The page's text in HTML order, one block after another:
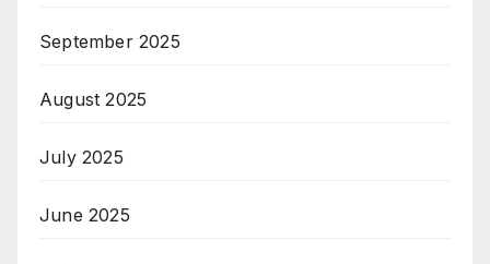
September 2025
August 2025
July 2025
June 2025